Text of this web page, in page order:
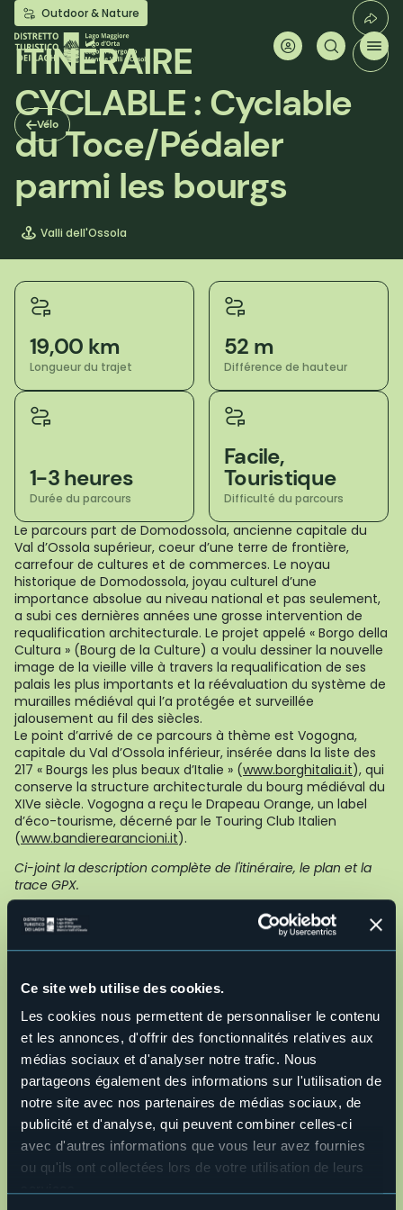
Ce site web utilise des cookies.
Les cookies nous permettent de personnaliser le contenu
et les annonces, d'offrir des fonctionnalités relatives aux
médias sociaux et d'analyser notre trafic. Nous
partageons également des informations sur l'utilisation de
notre site avec nos partenaires de médias sociaux, de
publicité et d'analyse, qui peuvent combiner celles-ci
avec d'autres informations que vous leur avez fournies
ou qu'ils ont collectées lors de votre utilisation de leurs
Aller
au
contenu
principal
Vélo
Outdoor & Nature
ITINÉRAIRE
CYCLABLE : Cyclable
du Toce/Pédaler
parmi les bourgs
Valli dell'Ossola
19,00 km
Longueur du trajet
52 m
Différence de hauteur
1-3 heures
Durée du parcours
Facile,
Touristique
Difficulté du parcours
Le parcours part de Domodossola, ancienne capitale du
Val d’Ossola supérieur, coeur d’une terre de frontière,
carrefour de cultures et de commerces. Le noyau
historique de Domodossola, joyau culturel d’une
importance absolue au niveau national et pas seulement,
a subi ces dernières années une grosse intervention de
requalification architecturale. Le projet appelé « Borgo della
Cultura » (Bourg de la Culture) a voulu dessiner la nouvelle
image de la vieille ville à travers la requalification de ses
palais les plus importants et la réévaluation du système de
murailles médiéval qui l’a protégée et surveillée
jalousement au fil des siècles.
Le point d’arrivé de ce parcours à thème est Vogogna,
capitale du Val d’Ossola inférieur, insérée dans la liste des
217 « Bourgs les plus beaux d’Italie » (www.borghitalia.it), qui
conserve la structure architecturale du bourg médiéval du
XIVe siècle. Vogogna a reçu le Drapeau Orange, un label
d’éco-tourisme, décerné par le Touring Club Italien
(www.bandierearancioni.it).
Ci-joint la description complète de l'itinéraire, le plan et la
trace GPX.
Live
Beau temps passagèrement
26,5°
28845 - Domodossola (VB)
Ouvrir la carte